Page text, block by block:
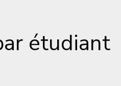
étudiant